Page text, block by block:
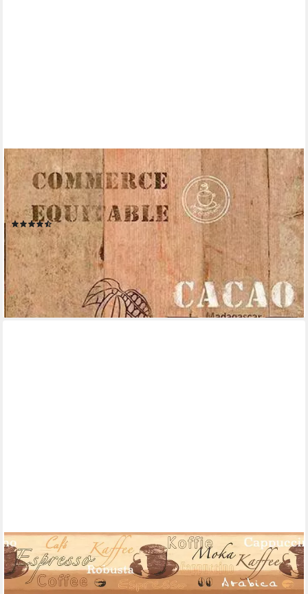
LIVING WALLS
Bordüre pop.up Panel, glatt, gestreift, realistisch, Holz,
Holzplanken selbstklebend Borte Wohnzimmer Schlafzimmer
Küche Design
(3)
25,18 € UVP41,95 €
(28,94 €/ 1 qm)
-40%
lieferbar - in 4-5 Werktagen bei dir
A.S. CRÉATION
Bordüre Only Borders 11, leicht strukturiert, gemustert, Motiv,
mit Schrift, Bordüre selbstklebend Papier Wand Decke Schräge